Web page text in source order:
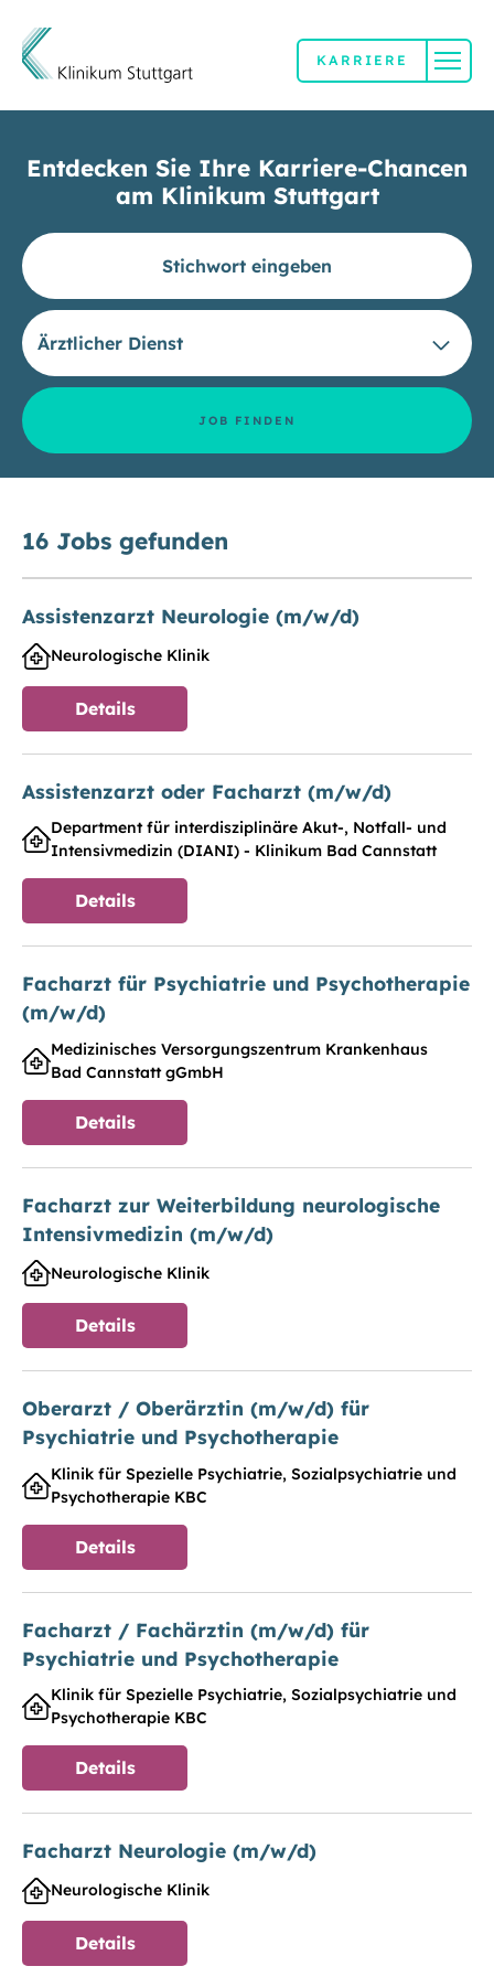
KARRIERE
Entdecken Sie Ihre Karriere-Chancen
am Klinikum Stuttgart
Ausdruck für die Jobsuche
JOB FINDEN
16 Jobs gefunden
Assistenzarzt Neurologie (m/w/d)
Neurologische Klinik
Details
Assistenzarzt oder Facharzt (m/w/d)
Department für interdisziplinäre Akut-, Notfall- und
Intensivmedizin (DIANI) - Klinikum Bad Cannstatt
Details
Facharzt für Psychiatrie und Psychotherapie
(m/w/d)
Medizinisches Versorgungszentrum Krankenhaus
Bad Cannstatt gGmbH
Details
Facharzt zur Weiterbildung neurologische
Intensivmedizin (m/w/d)
Neurologische Klinik
Details
Oberarzt / Oberärztin (m/w/d) für
Psychiatrie und Psychotherapie
Klinik für Spezielle Psychiatrie, Sozialpsychiatrie und
Psychotherapie KBC
Details
Facharzt / Fachärztin (m/w/d) für
Psychiatrie und Psychotherapie
Klinik für Spezielle Psychiatrie, Sozialpsychiatrie und
Psychotherapie KBC
Details
Facharzt Neurologie (m/w/d)
Neurologische Klinik
Details